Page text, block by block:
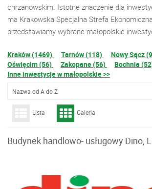
chrzanowskim. Istotne znaczenie dla
ma Krakowska Specjalna Strefa
przedstawiamy wybrane małopolskie
Kraków (1469) Tarnów (118)
Nowy Sącz
Oświęcim (56)
Zakopane (56)
Bochnia
Inne inwestycje w małopolskie >>
Nazwa od A do Z
Lista Galeria
Budynek handlowo- usługowy Dino,